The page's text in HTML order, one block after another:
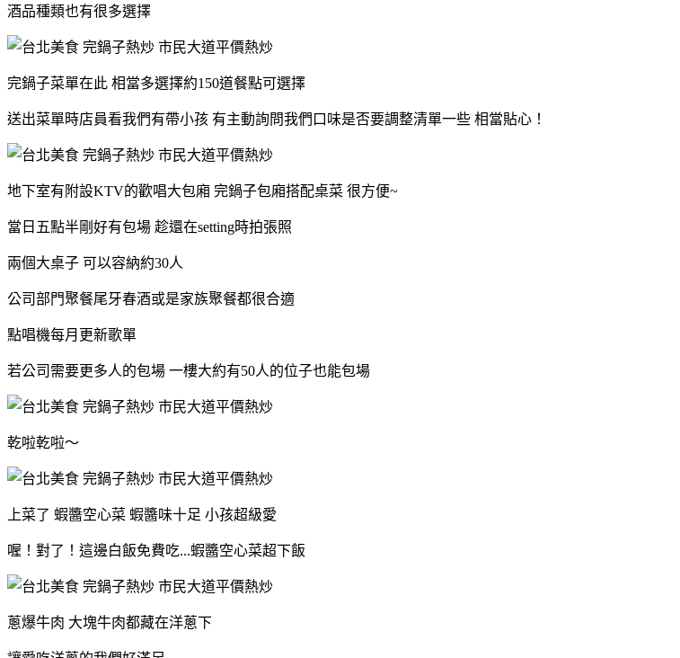
酒品種類也有很多選擇
完鍋子菜單在此 相當多選擇約150道餐點可選擇
送出菜單時店員看我們有帶小孩 有主動詢問我們口味是否要調整清單一些 相當貼心！
地下室有附設KTV的歡唱大包廂 完鍋子包廂搭配桌菜 很方便~
當日五點半剛好有包場 趁還在setting時拍張照
兩個大桌子 可以容納約30人
公司部門聚餐尾牙春酒或是家族聚餐都很合適
點唱機每月更新歌單
若公司需要更多人的包場 一樓大約有50人的位子也能包場
乾啦乾啦～
上菜了 蝦醬空心菜 蝦醬味十足 小孩超級愛
喔！對了！這邊白飯免費吃...蝦醬空心菜超下飯
蔥爆牛肉 大塊牛肉都藏在洋蔥下